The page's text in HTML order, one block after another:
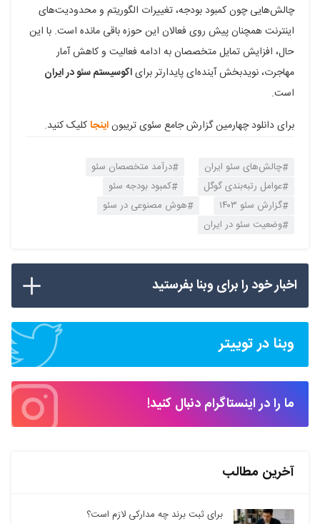
چالش‌هایی چون کمبود بودجه، تغییرات الگوریتم و محدودیت‌های
اینترنت همچنان پیش روی فعالان این حوزه باقی مانده است. با این
حال، افزایش تمایل متخصصان به ادامه فعالیت و کاهش آمار
مهاجرت، نویدبخش آینده‌ای پایدارتر برایاکوسیستم سئو در ایران
است.
برای دانلود چهارمین گزارش جامع سئوی تریبوناینجاکلیک کنید.
چالش‌های سئو ایران
درآمد متخصصان سئو
عوامل رتبه‌بندی گوگل
کمبود بودجه سئو
گزارش سئو ۱۴۰۳
هوش مصنوعی در سئو
وضعیت سئو در ایران
اخبار خود را برای وبنا بفرستید
وبنا در توییتر
ما را در اینستاگرام دنبال کنید!
آخرین مطالب
برای ثبت برند چه مدارکی لازم است؟